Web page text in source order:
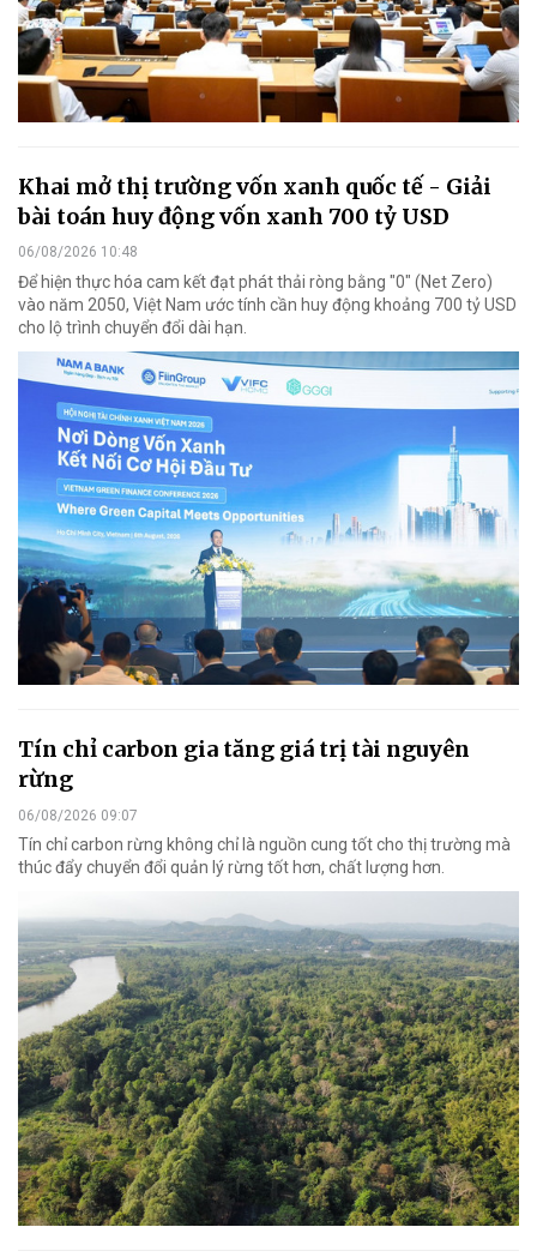
Khai mở thị trường vốn xanh quốc tế - Giải
bài toán huy động vốn xanh 700 tỷ USD
06/08/2026 10:48
Để hiện thực hóa cam kết đạt phát thải ròng bằng "0" (Net Zero)
vào năm 2050, Việt Nam ước tính cần huy động khoảng 700 tỷ USD
cho lộ trình chuyển đổi dài hạn.
Tín chỉ carbon gia tăng giá trị tài nguyên
rừng
06/08/2026 09:07
Tín chỉ carbon rừng không chỉ là nguồn cung tốt cho thị trường mà
thúc đẩy chuyển đổi quản lý rừng tốt hơn, chất lượng hơn.